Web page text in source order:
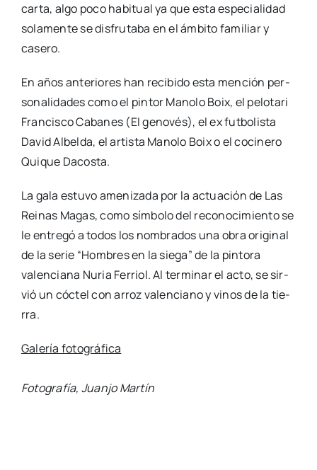
car­ta, algo poco habi­tual ya que esta espe­cia­li­dad
sola­men­te se dis­fru­ta­ba en el ámbi­to fami­liar y
case­ro.
En años ante­rio­res han reci­bi­do esta men­ción per­
so­na­li­da­des como el pin­tor Mano­lo Boix, el pelo­ta­ri
Fran­cis­co Caba­nes (El geno­vés), el ex fut­bo­lis­ta
David Albel­da, el artis­ta Mano­lo Boix o el coci­ne­ro
Qui­que Dacos­ta.
La gala estu­vo ame­ni­za­da por la actua­ción de Las
Rei­nas Magas, como sím­bo­lo del reco­no­ci­mien­to se
le entre­gó a todos los nom­bra­dos una obra ori­gi­nal
de la serie “Hom­bres en la sie­ga” de la pin­to­ra
valen­cia­na Nuria Ferriol. Al ter­mi­nar el acto, se sir­
vió un cóc­tel con arroz valen­ciano y vinos de la tie­
rra.
Gale­ría foto­grá­fi­ca
Foto­gra­fía, Juan­jo Mar­tín